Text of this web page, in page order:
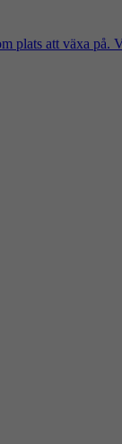
plats att växa på.